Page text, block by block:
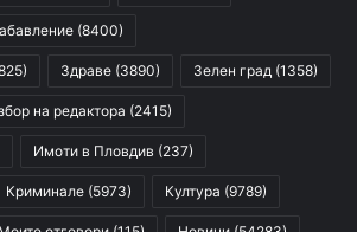
(8400)
Здраве (3890) Зелен град (1358)
на редактора (2415)
Имоти в Пловдив (237)
Криминале (5973) Култура (9789)